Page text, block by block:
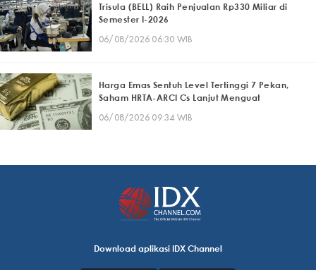
Trisula (BELL) Raih Penjualan Rp330 Miliar di
Semester I-2026
06/08/2026 06:30 WIB
Harga Emas Sentuh Level Tertinggi 7 Pekan,
Saham HRTA-ARCI Cs Lanjut Menguat
06/08/2026 09:34 WIB
Download aplikasi IDX Channel